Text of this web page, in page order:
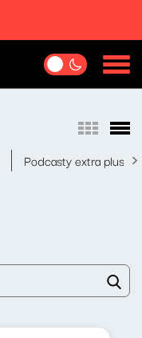
Podcasty extra plus